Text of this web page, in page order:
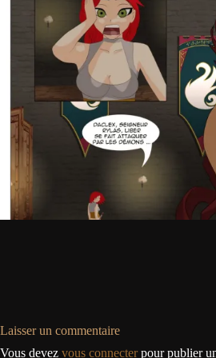
Laisser un commentaire
Vous devez vous connecterpour publier